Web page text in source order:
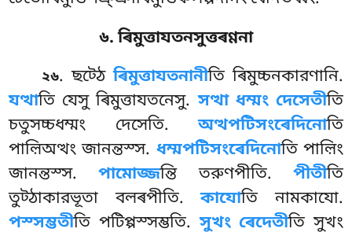
৬. ৰিমুত্তাযতনসুত্তৰণ্ণনা
২৬. ছট্ঠেৰিমুত্তাযতনানীতি ৰিমুচ্চনকারণানি.
যত্থাতি যেসু ৰিমুত্তাযতনেসু.সত্থা ধম্মং দেসেতীতি
চতুসচ্চধম্মং দেসেতি.অত্থপটিসংৰেদিনোতি
পাল়িঅত্থং জানন্তস্স. ধম্মপটিসংৰেদিনোতি পাল়িং
জানন্তস্স.পামোজ্জন্তি তরুণপীতি. পীতীতি
তুট্ঠাকারভূতা বলৰপীতি.কাযোতি নামকাযো.
পস্সম্ভতীতি পটিপ্পস্সম্ভতি.সুখং ৰেদেতীতি সুখং